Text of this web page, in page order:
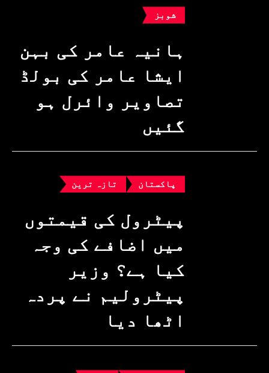
شوبز
ہانیہ عامر کی بہن
ایشا عامر کی بولڈ
تصاویر وائرل ہو
گئیں
پاکستان تازہ ترین
پیٹرول کی قیمتوں
میں اضافے کی وجہ
کیا ہے؟ وزیرِ
پیٹرولیم نے پردہ
اٹھا دیا